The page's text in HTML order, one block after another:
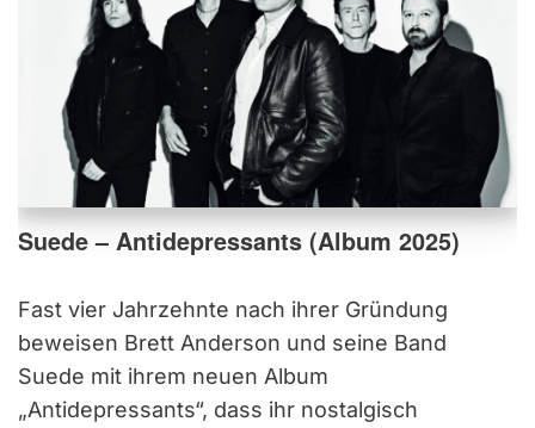
Suede – Antidepressants (Album 2025)
Fast vier Jahrzehnte nach ihrer Gründung
beweisen Brett Anderson und seine Band
Suede mit ihrem neuen Album
„Antidepressants“, dass ihr nostalgisch